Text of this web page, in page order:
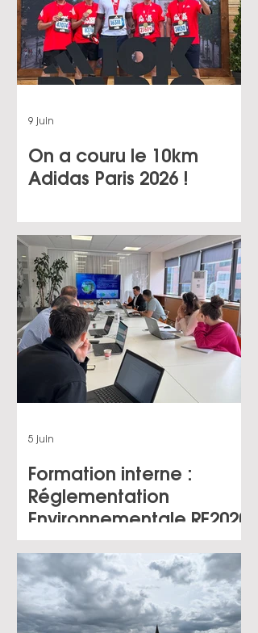
On a couru le 10km
Adidas Paris 2026 !
9 juin
Formation interne :
Réglementation
Environnementale RE2020
5 juin